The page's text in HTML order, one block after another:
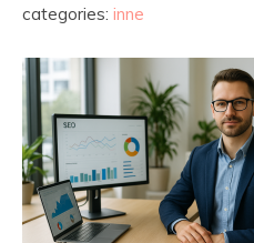
categories: inne